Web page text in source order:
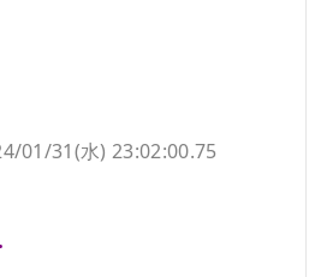
01/31(水) 23:02:00.75